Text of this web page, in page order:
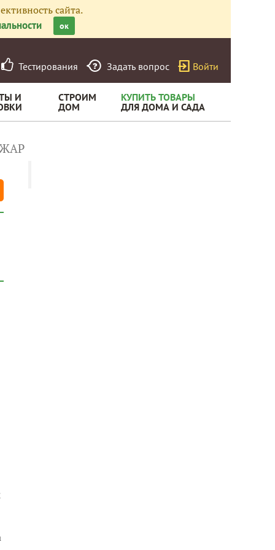
сайта.
ок
Тестирования Задать вопрос Войти
И
СТРОИМ
ДОМ
КУПИТЬ ТОВАРЫ
ДЛЯ ДОМА И САДА